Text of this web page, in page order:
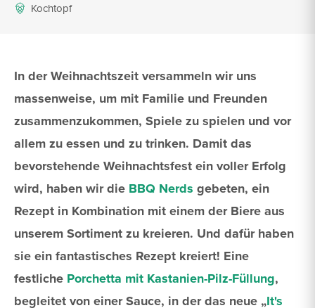
Kochtopf
In der Weihnachtszeit versammeln wir uns
massenweise, um mit Familie und Freunden
zusammenzukommen, Spiele zu spielen und vor
allem zu essen und zu trinken. Damit das
bevorstehende Weihnachtsfest ein voller Erfolg
wird, haben wir die BBQ Nerds gebeten, ein
Rezept in Kombination mit einem der Biere aus
unserem Sortiment zu kreieren. Und dafür haben
sie ein fantastisches Rezept kreiert! Eine
festliche Porchetta mit Kastanien-Pilz-Füllung,
begleitet von einer Sauce, in der das neue „It's